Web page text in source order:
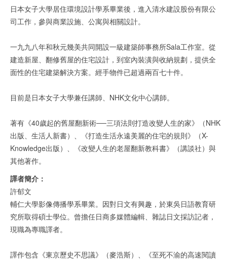
日本女子大學居住環境設計學系畢業後，進入清水建設股份有限公
司工作，參與商業設施、公寓與相關設計。
一九九八年和秋元幾美共同開設一級建築師事務所Sala工作室。從
建造新屋、翻修舊屋的住宅設計，到室內裝潢與收納規劃，提供全
面性的住宅建築解決方案。經手物件已超過兩百七十件。
目前是日本女子大學兼任講師、NHK文化中心講師。
著有《40歲起的舊屋翻新術──三項法則打造改變人生的家》（NHK
出版、生活人新書）、《打造生活永遠美麗的住宅的規則》（X-
Knowledge出版）、《改變人生的老屋翻新教科書》（講談社）與
其他著作。
譯者簡介：
許郁文
輔仁大學影像傳播學系畢業。因對日文有興趣，於東吳日語教育研
究所取得碩士學位。曾擔任日商多媒體編輯、雜誌日文採訪記者，
現職為專職譯者。
譯作包含《東京歷史不思議》（麥浩斯）、《至死不渝的高速閱讀